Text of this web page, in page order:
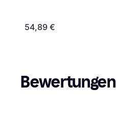
54,89 €
Bewertungen